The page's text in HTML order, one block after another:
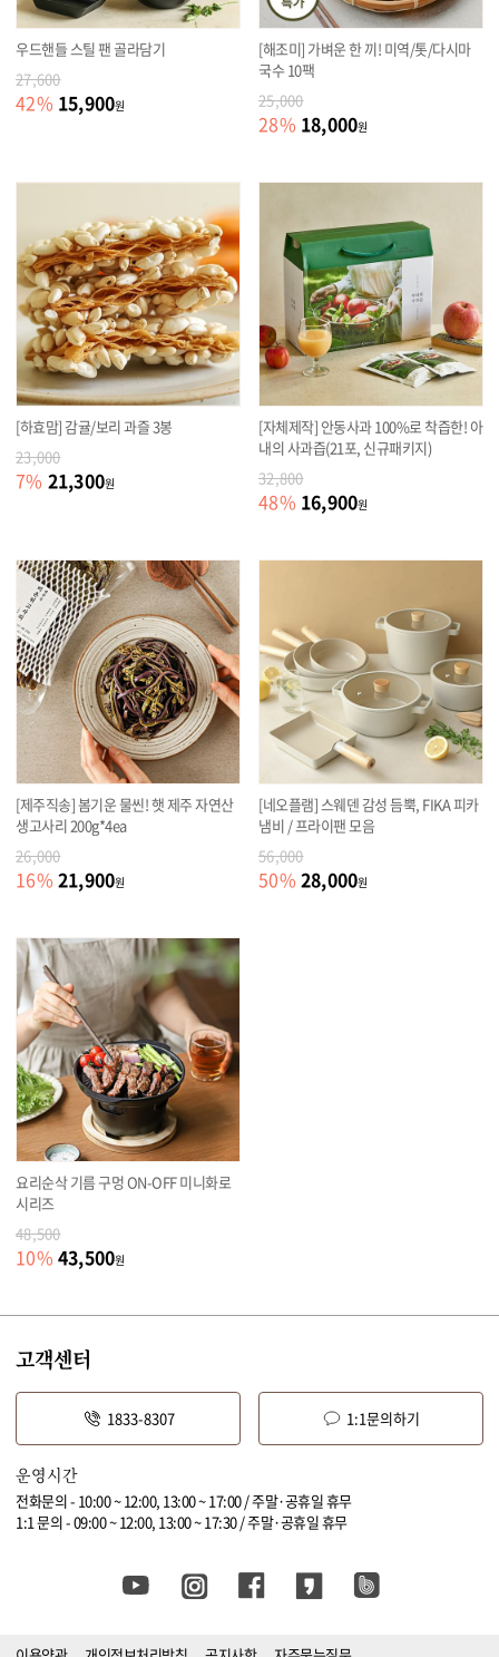
우드핸들 스틸 팬 골라담기
27,600
42% 15,900원
[해조미] 가벼운 한 끼! 미역/톳/다시마
국수 10팩
25,000
28% 18,000원
[하효맘] 감귤/보리 과즐 3봉
23,000
7% 21,300원
[자체제작] 안동사과 100%로 착즙한! 아
내의 사과즙(21포, 신규패키지)
32,800
48% 16,900원
[제주직송] 봄기운 물씬! 햇 제주 자연산
생고사리 200g*4ea
26,000
16% 21,900원
[네오플램] 스웨덴 감성 듬뿍, FIKA 피카
냄비 / 프라이팬 모음
56,000
50% 28,000원
요리순삭 기름 구멍 ON-OFF 미니화로
시리즈
48,500
10% 43,500원
고객센터
1833-8307 1:1문의하기
운영시간
전화문의 - 10:00 ~ 12:00, 13:00 ~ 17:00 / 주말·공휴일 휴무
1:1 문의 - 09:00 ~ 12:00, 13:00 ~ 17:30 / 주말·공휴일 휴무